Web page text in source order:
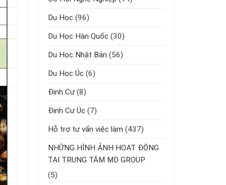
Du Học (96)
Du Học Hàn Quốc (30)
Du Học Nhật Bản (56)
Du Học Úc (6)
Định Cư (8)
Định Cư Úc (7)
Hỗ trợ tư vấn việc làm (437)
NHỮNG HÌNH ẢNH HOẠT ĐỘNG
TẠI TRUNG TÂM MD GROUP
(5)